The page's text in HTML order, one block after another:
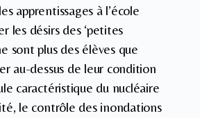
apprentissages à l’école
les désirs des ‘petites
sont plus des élèves que
au-dessus de leur condition
caractéristique du nucléaire
le contrôle des inondations